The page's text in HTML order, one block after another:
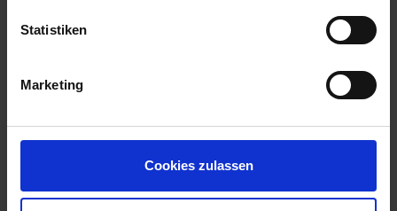
Statistiken
Marketing
Cookies zulassen